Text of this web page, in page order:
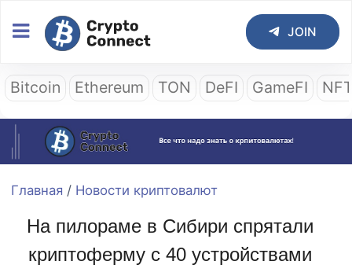
JOIN
Bitcoin Ethereum TON DeFI GameFI
Главная / Новости криптовалют
На пилораме в Сибири спрятали
криптоферму с 40 устройствами